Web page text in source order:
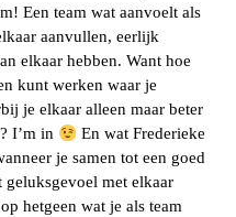
Een team wat aanvoelt als
aanvullen, eerlijk
elkaar hebben. Want hoe
kunt werken waar je
je elkaar alleen maar beter
I’m in
En wat Frederieke
je samen tot een goed
geluksgevoel met elkaar
hetgeen wat je als team